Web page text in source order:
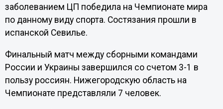
заболеванием ЦП победила на Чемпионате мира
по данному виду спорта. Состязания прошли в
испанской Севилье.
Финальный матч между сборными командами
России и Украины завершился со счетом 3-1 в
пользу россиян. Нижегородскую область на
Чемпионате представляли 7 человек.